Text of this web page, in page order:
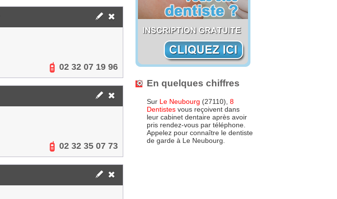
02 32 07 19 96
02 32 35 07 73
En quelques chiffres
Sur Le Neubourg (27110), 8
Dentistes vous reçoivent dans
leur cabinet dentaire après avoir
pris rendez-vous par téléphone.
Appelez pour connaître le dentiste
de garde à Le Neubourg.